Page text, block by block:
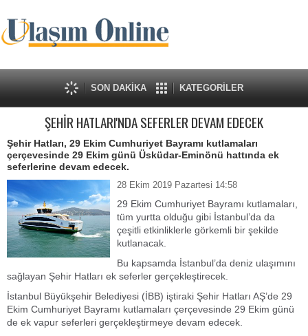
SON DAKİKA KATEGORİLER
ŞEHİR HATLARI'NDA SEFERLER DEVAM EDECEK
Şehir Hatları, 29 Ekim Cumhuriyet Bayramı kutlamaları
çerçevesinde 29 Ekim günü Üsküdar-Eminönü hattında ek
seferlerine devam edecek.
28 Ekim 2019 Pazartesi 14:58
29 Ekim Cumhuriyet Bayramı kutlamaları,
tüm yurtta olduğu gibi İstanbul’da da
çeşitli etkinliklerle görkemli bir şekilde
kutlanacak.
Bu kapsamda İstanbul’da deniz ulaşımını
sağlayan Şehir Hatları ek seferler gerçekleştirecek.
İstanbul Büyükşehir Belediyesi (İBB) iştiraki Şehir Hatları AŞ’de 29
Ekim Cumhuriyet Bayramı kutlamaları çerçevesinde 29 Ekim günü
de ek vapur seferleri gerçekleştirmeye devam edecek.